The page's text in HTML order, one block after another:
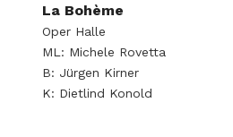
La Bohème
Oper Halle
ML: Michele Rovetta
B: Jürgen Kirner
K: Dietlind Konold